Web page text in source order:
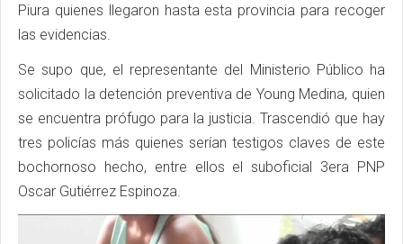
Piura quienes llegaron hasta esta provincia para recoger
las evidencias.
Se supo que, el representante del Ministerio Público ha
solicitado la detención preventiva de Young Medina, quien
se encuentra prófugo para la justicia. Trascendió que hay
tres policías más quienes serían testigos claves de este
bochornoso hecho, entre ellos el suboficial 3era PNP
Oscar Gutiérrez Espinoza.